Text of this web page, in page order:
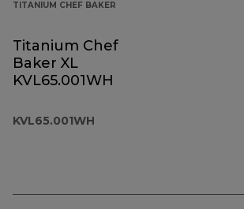
TITANIUM CHEF BAKER
Titanium Chef
Baker XL
KVL65.001WH
KVL65.001WH